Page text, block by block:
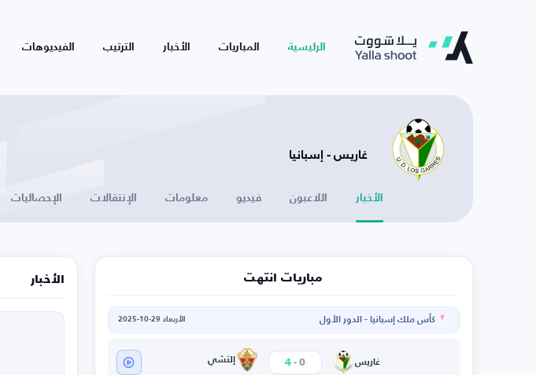
الرئيسية المباريات الأخبار الترتيب الفيديوهات
غاريس - إسبانيا
الأخبار اللاعبون فيديو معلومات الإنتقالات الإحصائيات
مباريات انتهت
كأس ملك إسبانيا - الدور الأول الأربعاء 29-10-2025
غاريس 0
-
4 إلتشي
الأخبار